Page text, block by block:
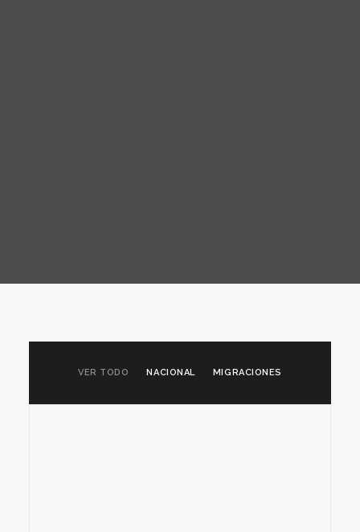
VER TODO NACIONAL MIGRACIONES